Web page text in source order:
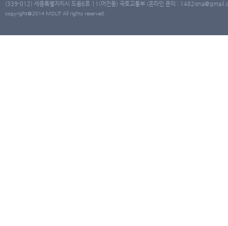
(339-012) 세종특별자치시 도움6로 11(어진동) 국토교통부 (온라인 문의 :
copyright@2014 MOLIT All rights reserved.